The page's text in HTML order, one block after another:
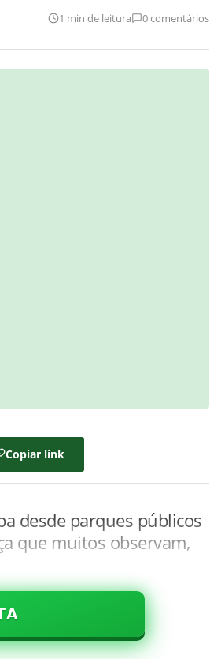
1 min de leitura 0 comentários
Copiar link
desde parques públicos
que muitos observam,